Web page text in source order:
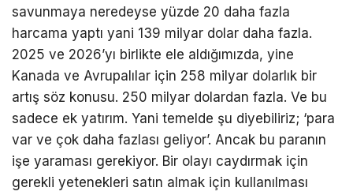
savunmaya neredeyse yüzde 20 daha fazla
harcama yaptı yani 139 milyar dolar daha fazla.
2025 ve 2026’yı birlikte ele aldığımızda, yine
Kanada ve Avrupalılar için 258 milyar dolarlık bir
artış söz konusu. 250 milyar dolardan fazla. Ve bu
sadece ek yatırım. Yani temelde şu diyebiliriz; ‘para
var ve çok daha fazlası geliyor’. Ancak bu paranın
işe yaraması gerekiyor. Bir olayı caydırmak için
gerekli yetenekleri satın almak için kullanılması